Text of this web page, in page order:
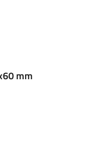
mm